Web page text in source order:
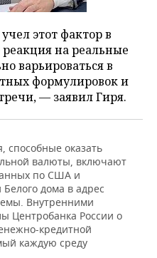
этот фактор в
на реальные
варьироваться в
формулировок и
— заявил Гиря.
способные оказать
валюты, включают
по США и
дома в адрес
Внутренними
Центробанка России о
кредитной
каждую среду